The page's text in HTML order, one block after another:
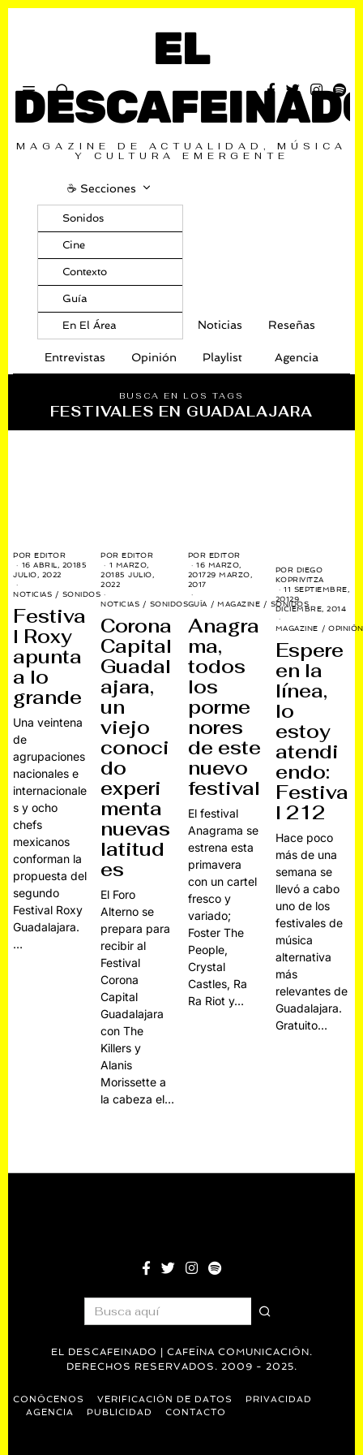
EL
MAGAZINE DE ACTUALIDAD, MÚSICA
Y CULTURA EMERGENTE
☕️ Secciones
Sonidos
Cine
Contexto
Guía
En El Área Noticias Reseñas
Entrevistas Opinión Playlist Agencia
BUSCA EN LOS TAGS
FESTIVALES EN GUADALAJARA
POREDITOR
16 ABRIL, 20185
JULIO, 2022
NOTICIAS / SONIDOS
Festiva
l Roxy
apunta
a lo
grande
Una veintena
de
agrupaciones
nacionales e
internacionale
s y ocho
chefs
mexicanos
conforman la
propuesta del
segundo
Festival Roxy
Guadalajara.
…
POREDITOR
1 MARZO,
20185 JULIO,
2022
NOTICIAS / SONIDOS
Corona
Capital
Guadal
ajara,
un
viejo
conoci
do
experi
menta
nuevas
latitud
es
El Foro
Alterno se
prepara para
recibir al
Festival
Corona
Capital
Guadalajara
con The
Killers y
Alanis
Morissette a
la cabeza el…
POR EDITOR
16 MARZO,
201729 MARZO,
2017
GUÍA / MAGAZINE / SONIDOS
Anagra
ma,
todos
los
porme
nores
de este
nuevo
festival
El festival
Anagrama se
estrena esta
primavera
con un cartel
fresco y
variado;
Foster The
People,
Crystal
Castles, Ra
Ra Riot y…
POR DIEGO
KOPRIVITZA
11 SEPTIEMBRE,
20129
DICIEMBRE, 2014
MAGAZINE / OPINIÓN
Espere
en la
línea,
lo
estoy
atendi
endo:
Festiva
l 212
Hace poco
más de una
semana se
llevó a cabo
uno de los
festivales de
música
alternativa
más
relevantes de
Guadalajara.
Gratuito…
EL DESCAFEINADO | CAFEÍNA COMUNICACIÓN.
DERECHOS RESERVADOS. 2009 - 2025.
CONÓCENOS VERIFICACIÓN DE DATOS
PRIVACIDAD
AGENCIA
PUBLICIDAD CONTACTO